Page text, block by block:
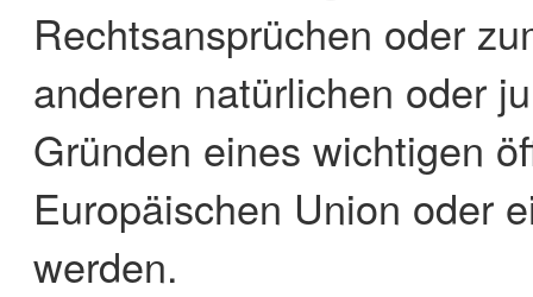
Rechtsansprüchen oder
anderen natürlichen oder
Gründen eines wichtigen
Europäischen Union oder
werden.